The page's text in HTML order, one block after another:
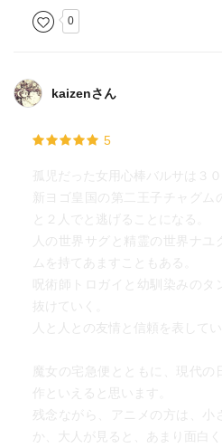
0
kaizenさん
5
孤児だった女用心棒バルサは３
新ヨゴ皇国の第二王子チャグム
と２人でと逃げることになる。
人の世界サグと精霊の世界ナユ
ムを持てあますこともある。
呪術師トロガイと幼馴染みの
抜けていく。
人と人との友情と信頼を表して
魔女の宅急便とともに、現代の
作といえると思います。
残念ながら、アニメの方は、小
か、大人が見ると、あまり面白